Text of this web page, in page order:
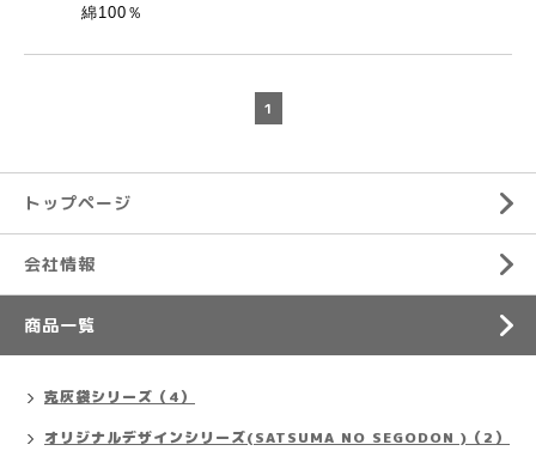
綿100％
1
トップページ
会社情報
商品一覧
克灰袋シリーズ（4）
オリジナルデザインシリーズ(SATSUMA NO SEGODON )（2）